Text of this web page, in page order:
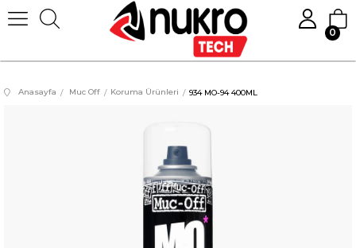
0
Anasayfa Muc Off Koruma Ürünleri 934 MO-94 400ML